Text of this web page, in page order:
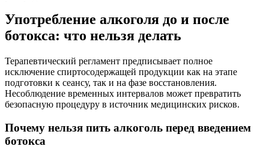
Употребление алкоголя до и после
ботокса: что нельзя делать
Терапевтический регламент предписывает полное
исключение спиртосодержащей продукции как на этапе
подготовки к сеансу, так и на фазе восстановления.
Несоблюдение временных интервалов может превратить
безопасную процедуру в источник медицинских рисков.
Почему нельзя пить алкоголь перед введением
ботокса